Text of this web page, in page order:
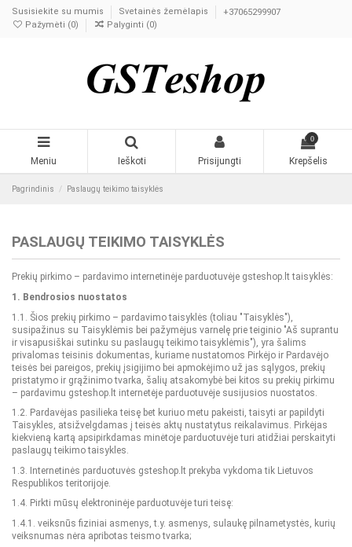
Susisiekite su mumis Svetainės žemėlapis
+37065299907
Pažymėti (0) Palyginti (0)
Meniu Ieškoti Prisijungti
0
Krepšelis
Pagrindinis Paslaugų teikimo taisyklės
PASLAUGŲ TEIKIMO TAISYKLĖS
Prekių pirkimo – pardavimo internetinėje parduotuvėje gsteshop.lt taisyklės:
1. Bendrosios nuostatos
1.1. Šios prekių pirkimo – pardavimo taisyklės (toliau "Taisyklės"),
susipažinus su Taisyklėmis bei pažymėjus varnelę prie teiginio "Aš suprantu
ir visapusiškai sutinku su paslaugų teikimo taisyklėmis"), yra šalims
privalomas teisinis dokumentas, kuriame nustatomos Pirkėjo ir Pardavėjo
teisės bei pareigos, prekių įsigijimo bei apmokėjimo už jas sąlygos, prekių
pristatymo ir grąžinimo tvarka, šalių atsakomybė bei kitos su prekių pirkimu
– pardavimu gsteshop.lt internetėje parduotuvėje susijusios nuostatos.
1.2. Pardavėjas pasilieka teisę bet kuriuo metu pakeisti, taisyti ar papildyti
Taisykles, atsižvelgdamas į teisės aktų nustatytus reikalavimus. Pirkėjas
kiekvieną kartą apsipirkdamas minėtoje parduotuvėje turi atidžiai perskaityti
paslaugų teikimo taisykles.
1.3. Internetinės parduotuvės gsteshop.lt prekyba vykdoma tik Lietuvos
Respublikos teritorijoje.
1.4. Pirkti mūsų elektroninėje parduotuvėje turi teisę:
1.4.1. veiksnūs fiziniai asmenys, t.y. asmenys, sulaukę pilnametystės, kurių
veiksnumas nėra apribotas teismo tvarka;